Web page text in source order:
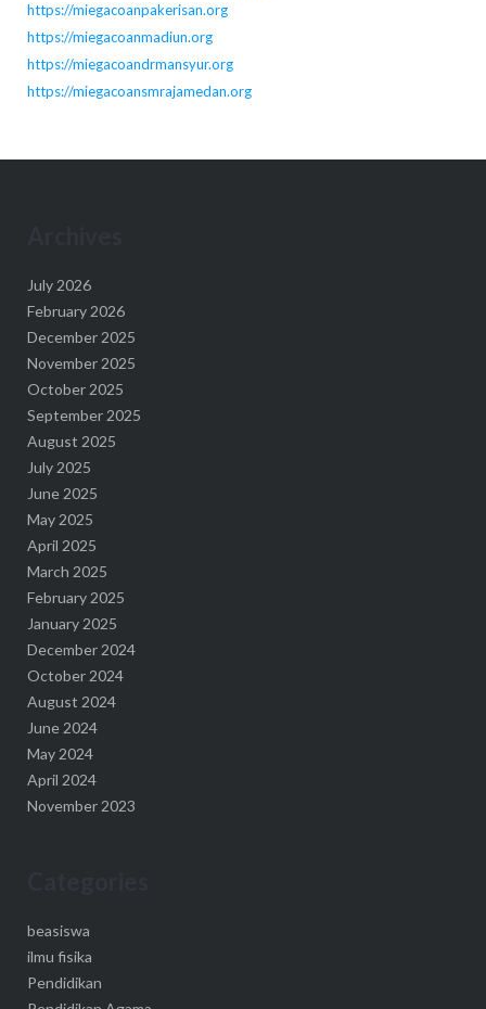
https://miegacoanpakerisan.org
https://miegacoanmadiun.org
https://miegacoandrmansyur.org
https://miegacoansmrajamedan.org
July 2026
February 2026
December 2025
November 2025
October 2025
September 2025
August 2025
July 2025
June 2025
May 2025
April 2025
March 2025
February 2025
January 2025
December 2024
October 2024
August 2024
June 2024
May 2024
April 2024
November 2023
beasiswa
ilmu fisika
Pendidikan